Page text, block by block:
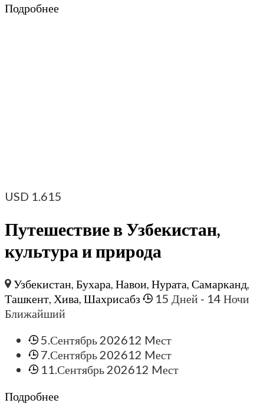
Подробнее
USD 1.615
Путешествие в Узбекистан,
культура и природа
Узбекистан,Бухара,Навои,Нурата,Самарканд,
Ташкент, Хива, Шахрисабз 15 Дней - 14 Ночи
Ближайший
5.Сентябрь 202612 Mест
7.Сентябрь 202612 Mест
11.Сентябрь 202612 Mест
Подробнее